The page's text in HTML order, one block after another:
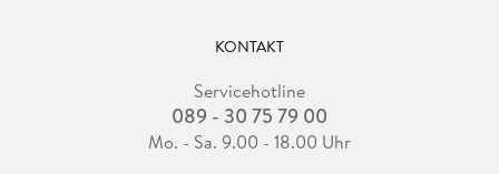
KONTAKT
Servicehotline
089 - 30 75 79 00
Mo. - Sa. 9.00 - 18.00 Uhr